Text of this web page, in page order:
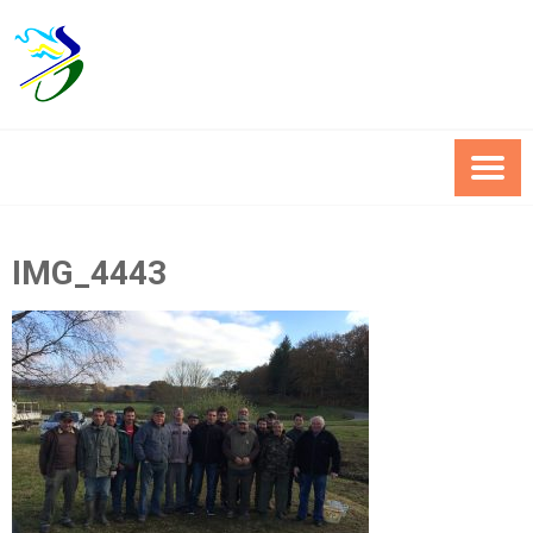
to
content
IMG_4443